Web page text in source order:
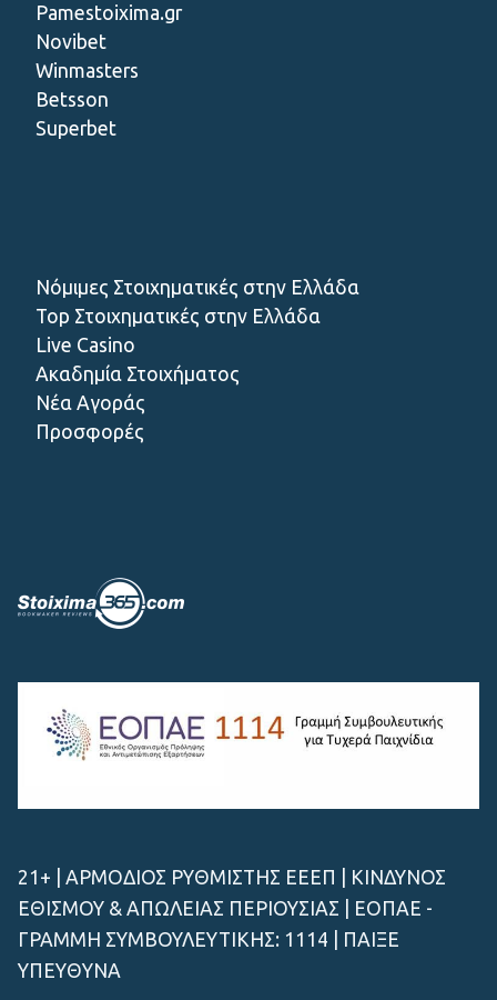
Pamestoixima.gr
Novibet
Winmasters
Betsson
Superbet
Νόμιμες Στοιχηματικές στην Ελλάδα
Top Στοιχηματικές στην Ελλάδα
Live Casino
Ακαδημία Στοιχήματος
Νέα Αγοράς
Προσφορές
21+ | ΑΡΜΟΔΙΟΣ ΡΥΘΜΙΣΤΗΣ ΕΕΕΠ | ΚΙΝΔΥΝΟΣ
ΕΘΙΣΜΟΥ & ΑΠΩΛΕΙΑΣ ΠΕΡΙΟΥΣΙΑΣ | ΕΟΠΑΕ -
ΓΡΑΜΜΗ ΣΥΜΒΟΥΛΕΥΤΙΚΗΣ: 1114 | ΠΑΙΞΕ
ΥΠΕΥΘΥΝΑ